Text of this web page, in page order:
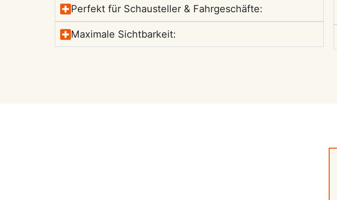
Perfekt für Schausteller & Fahrgeschäfte:
Maximale Sichtbarkeit: